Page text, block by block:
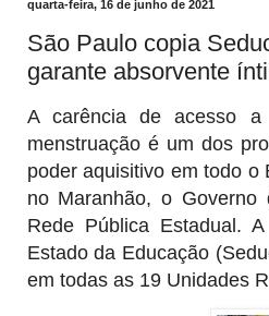
quarta-feira, 16 de junho de 2021
São Paulo copia
garante absorvente
A carência de acesso
menstruação é um dos
poder aquisitivo em todo o
no Maranhão, o Governo
Rede Pública Estadual.
Estado da Educação
em todas as 19 Unidades